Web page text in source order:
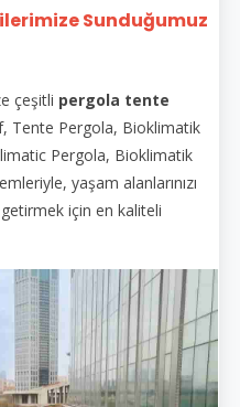
Sunduğumuz
çeşitli pergola tente
Tente Pergola, Bioklimatik
Pergola, Bioklimatik
yaşam alanlarınızı
için en kaliteli